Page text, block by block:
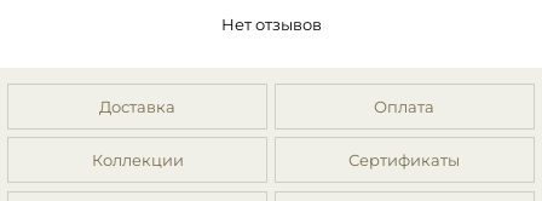
Нет отзывов
Доставка Оплата
Коллекции Сертификаты